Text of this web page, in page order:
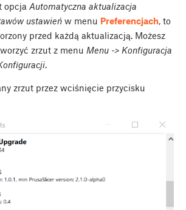
opcja Automatyczna aktualizacja
ustawień w menu Preferencjach, to
przed każdą aktualizacją. Możesz
zrzut z menu Menu -> Konfiguracja
.
zrzut przez wciśnięcie przycisku